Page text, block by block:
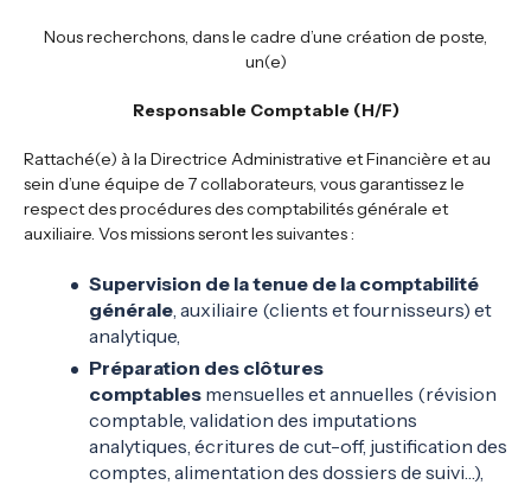
Nous recherchons, dans le cadre d’une création de poste,
un(e)
Responsable Comptable (H/F)
Rattaché(e) à la Directrice Administrative et Financière et au
sein d’une équipe de 7 collaborateurs, vous garantissez le
respect des procédures des comptabilités générale et
auxiliaire. Vos missions seront les suivantes :
Supervision de la tenue de la comptabilité
générale, auxiliaire (clients et fournisseurs) et
analytique,
Préparation des clôtures
comptables mensuelles et annuelles (révision
comptable, validation des imputations
analytiques, écritures de cut-off, justification des
comptes, alimentation des dossiers de suivi…),